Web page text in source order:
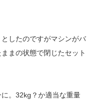
したのですがマシンがバ
まの状態で閉じたセット
。32kg？か適当な重量